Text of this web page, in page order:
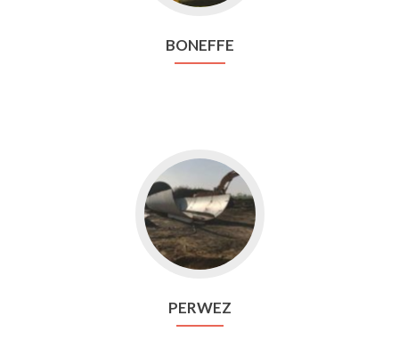
BONEFFE
Aller
vers
Perwez
PERWEZ